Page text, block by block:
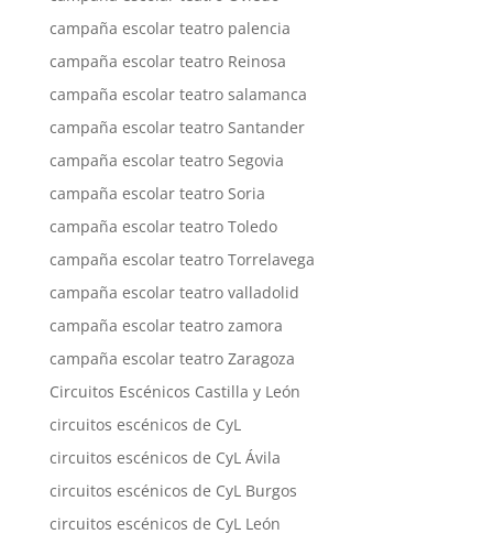
campaña escolar teatro palencia
campaña escolar teatro Reinosa
campaña escolar teatro salamanca
campaña escolar teatro Santander
campaña escolar teatro Segovia
campaña escolar teatro Soria
campaña escolar teatro Toledo
campaña escolar teatro Torrelavega
campaña escolar teatro valladolid
campaña escolar teatro zamora
campaña escolar teatro Zaragoza
Circuitos Escénicos Castilla y León
circuitos escénicos de CyL
circuitos escénicos de CyL Ávila
circuitos escénicos de CyL Burgos
circuitos escénicos de CyL León